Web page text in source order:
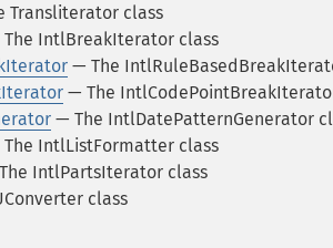
Transliterator class
IntlBreakIterator class
— The
— The
— The IntlDatePatternGenerator
IntlListFormatter class
IntlPartsIterator class
class